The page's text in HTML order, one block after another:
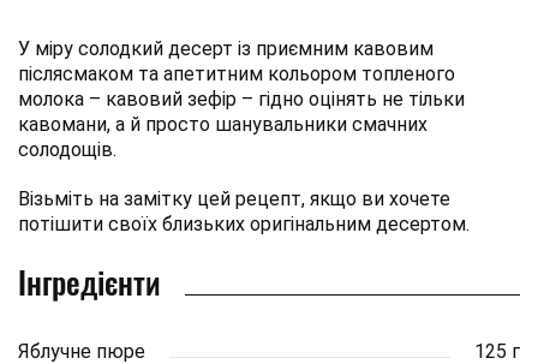
У міру солодкий десерт із приємним кавовим
післясмаком та апетитним кольором топленого
молока – кавовий зефір – гідно оцінять не тільки
кавомани, а й просто шанувальники смачних
солодощів.
Візьміть на замітку цей рецепт, якщо ви хочете
потішити своїх близьких оригінальним десертом.
Інгредієнти
Яблучне пюре
125 г